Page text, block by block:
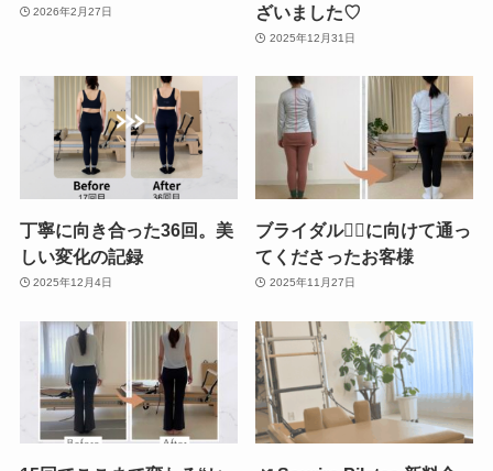
2026年2月27日
ざいました♡
2025年12月31日
丁寧に向き合った36回。美
しい変化の記録
2025年12月4日
ブライダル👰‍♀️に向けて通っ
てくださったお客様
2025年11月27日